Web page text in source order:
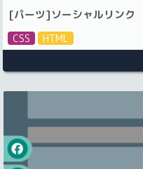
[パーツ]ソーシャルリンク
CSS HTML